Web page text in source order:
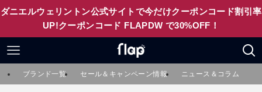
ダニエルウェリントン公式サイトで今だけクーポンコード割引率
UP!クーポンコード FLAPDW で30%OFF！
ブランド一覧 セール＆キャンペーン情報 ニュース＆コラム